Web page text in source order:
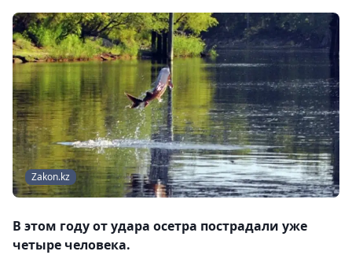
Zakon.kz
В этом году от удара осетра пострадали уже
четыре человека.